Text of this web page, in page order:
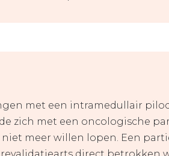
met een intramedullair
zich met een oncologische
meer willen lopen. Een
direct betrokken